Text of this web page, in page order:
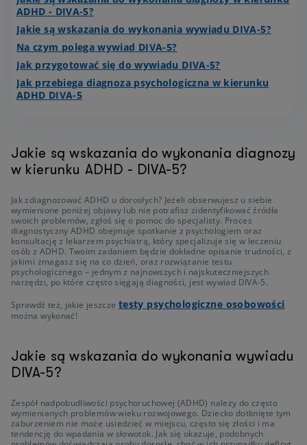
ADHD - DIVA-5?
Jakie są wskazania do wykonania wywiadu DIVA-5?
Na czym polega wywiad DIVA-5?
Jak przygotować się do wywiadu DIVA-5?
Jak przebiega diagnoza psychologiczna w kierunku
ADHD DIVA-5
Jakie są wskazania do wykonania diagnozy
w kierunku ADHD - DIVA-5?
Jak zdiagnozować ADHD u dorosłych? Jeżeli obserwujesz u siebie
wymienione poniżej objawy lub nie potrafisz zidentyfikować źródła
swoich problemów, zgłoś się o pomoc do specjalisty. Proces
diagnostyczny ADHD obejmuje spotkanie z psychologiem oraz
konsultację z lekarzem psychiatrą, który specjalizuje się w leczeniu
osób z ADHD. Twoim zadaniem będzie dokładne opisanie trudności, z
jakimi zmagasz się na co dzień, oraz rozwiązanie testu
psychologicznego – jednym z najnowszych i najskuteczniejszych
narzędzi, po które często sięgają diagności, jest wywiad DIVA-5.
Sprawdź też, jakie jeszcze testy psychologiczne osobowości
można wykonać!
Jakie są wskazania do wykonania wywiadu
DIVA-5?
Zespół nadpobudliwości psychoruchowej (ADHD) należy do często
wymienianych problemów wieku rozwojowego. Dziecko dotknięte tym
zaburzeniem nie może usiedzieć w miejscu, często się złości i ma
tendencję do wpadania w słowotok. Jak się okazuje, podobnych